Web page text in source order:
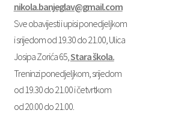
nikola.banjeglav@gmail.com
Sve obavijesti i upisi ponedjeljkom
i srijedom od 19.30 do 21.00, Ulica
Josipa Zorića 65, Stara škola.
Treninzi ponedjeljkom, srijedom
od 19.30 do 21.00 i četvrtkom
od 20.00 do 21.00.